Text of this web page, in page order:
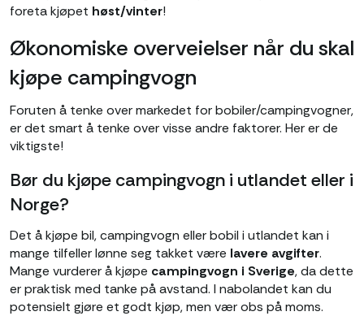
foreta kjøpet høst/vinter!
Økonomiske overveielser når du skal
kjøpe campingvogn
Foruten å tenke over markedet for bobiler/campingvogner,
er det smart å tenke over visse andre faktorer. Her er de
viktigste!
Bør du kjøpe campingvogn i utlandet eller i
Norge?
Det å kjøpe bil, campingvogn eller bobil i utlandet kan i
mange tilfeller lønne seg takket være lavere avgifter.
Mange vurderer å kjøpe campingvogn i Sverige, da dette
er praktisk med tanke på avstand. I nabolandet kan du
potensielt gjøre et godt kjøp, men vær obs på moms.